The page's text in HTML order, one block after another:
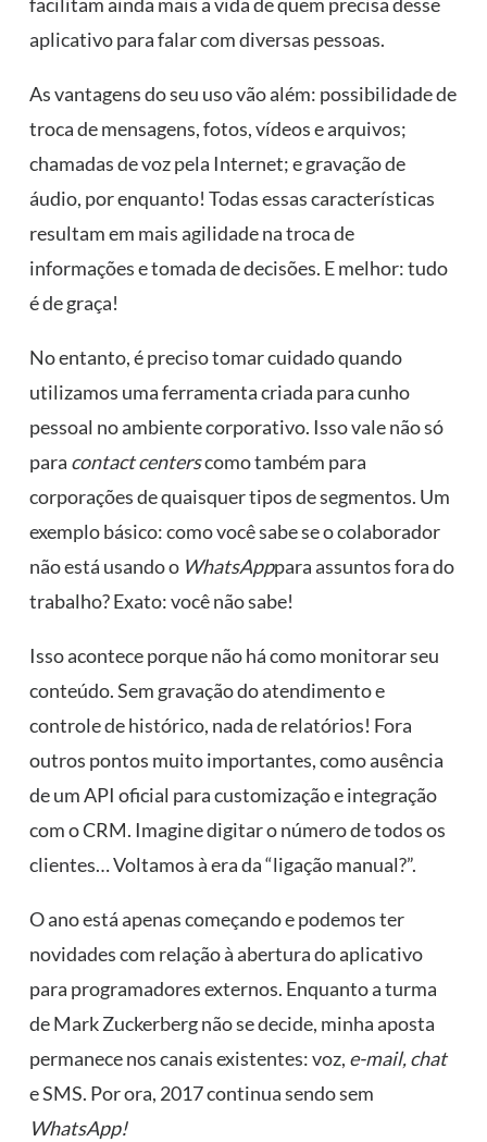
aplicativo para falar com diversas pessoas.
As vantagens do seu uso vão além: possibilidade de
troca de mensagens, fotos, vídeos e arquivos;
chamadas de voz pela Internet; e gravação de
áudio, por enquanto! Todas essas características
resultam em mais agilidade na troca de
informações e tomada de decisões. E melhor: tudo
é de graça!
No entanto, é preciso tomar cuidado quando
utilizamos uma ferramenta criada para cunho
pessoal no ambiente corporativo. Isso vale não só
para contact centerscomo também para
corporações de quaisquer tipos de segmentos. Um
exemplo básico: como você sabe se o colaborador
não está usando o WhatsApppara assuntos fora do
trabalho? Exato: você não sabe!
Isso acontece porque não há como monitorar seu
conteúdo. Sem gravação do atendimento e
controle de histórico, nada de relatórios! Fora
outros pontos muito importantes, como ausência
de um API oficial para customização e integração
com o CRM. Imagine digitar o número de todos os
clientes… Voltamos à era da “ligação manual?”.
O ano está apenas começando e podemos ter
novidades com relação à abertura do aplicativo
para programadores externos. Enquanto a turma
de Mark Zuckerberg não se decide, minha aposta
permanece nos canais existentes: voz, e-mail, chat
e SMS. Por ora, 2017 continua sendo sem
WhatsApp!